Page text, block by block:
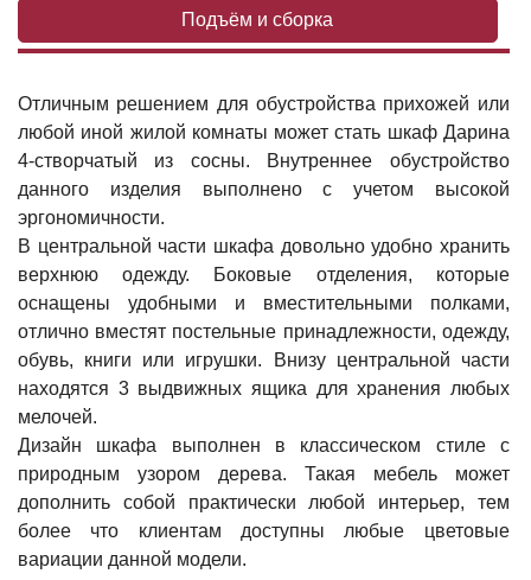
Подъём и сборка
Отличным решением для обустройства прихожей или
любой иной жилой комнаты может стать шкаф Дарина
4-створчатый из сосны. Внутреннее обустройство
данного изделия выполнено с учетом высокой
эргономичности.
В центральной части шкафа довольно удобно хранить
верхнюю одежду. Боковые отделения, которые
оснащены удобными и вместительными полками,
отлично вместят постельные принадлежности, одежду,
обувь, книги или игрушки. Внизу центральной части
находятся 3 выдвижных ящика для хранения любых
мелочей.
Дизайн шкафа выполнен в классическом стиле с
природным узором дерева. Такая мебель может
дополнить собой практически любой интерьер, тем
более что клиентам доступны любые цветовые
вариации данной модели.